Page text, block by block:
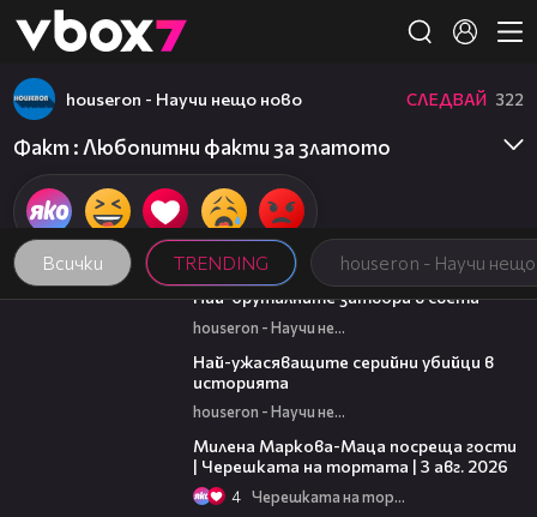
👾
Всички TRENDING houseron - Научи
houseron - Научи нещо ново СЛЕДВАЙ 322
Факт : Любопитни факти за златото
07:37
Най-бруталните затвори в света
houseron - Научи нещо ново
Най-ужасяващите серийни убийци в
историята
houseron - Научи нещо ново
Милена Маркова-Маца посреща гости
| Черешката на тортата | 3 авг. 2026
4 Черешката на тортата